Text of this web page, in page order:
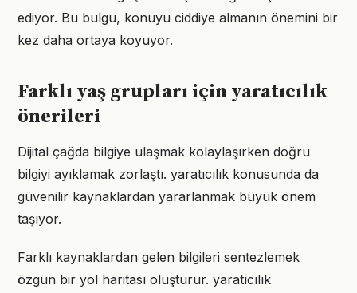
ediyor. Bu bulgu, konuyu ciddiye almanın önemini bir
kez daha ortaya koyuyor.
Farklı yaş grupları için yaratıcılık
önerileri
Dijital çağda bilgiye ulaşmak kolaylaşırken doğru
bilgiyi ayıklamak zorlaştı. yaratıcılık konusunda da
güvenilir kaynaklardan yararlanmak büyük önem
taşıyor.
Farklı kaynaklardan gelen bilgileri sentezlemek
özgün bir yol haritası oluşturur. yaratıcılık